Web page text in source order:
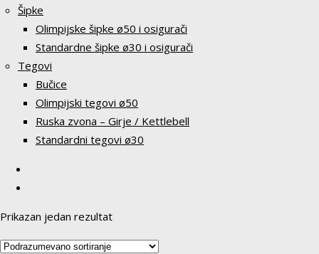
Šipke
Olimpijske šipke ø50 i osigurači
Standardne šipke ø30 i osigurači
Tegovi
Bučice
Olimpijski tegovi ø50
Ruska zvona – Girje / Kettlebell
Standardni tegovi ø30
Prikazan jedan rezultat